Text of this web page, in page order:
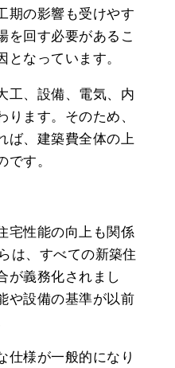
期の影響も受けやす
を回す必要があるこ
となっています。
工、設備、電気、内
ります。そのため、
ば、建築費全体の上
です。
宅性能の向上も関係
は、すべての新築住
が義務化されまし
や設備の基準が以前
仕様が一般的になり